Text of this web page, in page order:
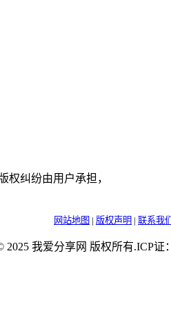
权纠纷由用户承担，
网站地图 | 版权声明 | 联系我们
2025 我爱分享网 版权所有.ICP证：